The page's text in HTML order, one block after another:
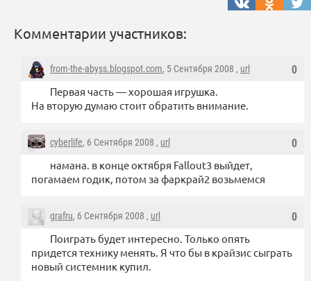
Комментарии участников:
0
from-the-abyss.blogspot.com, 5 Сентября 2008 , url
Первая часть — хорошая игрушка.
На вторую думаю стоит обратить внимание.
0
cyberlife, 6 Сентября 2008 , url
намана. в конце октября Fallout3 выйдет,
погамаем годик, потом за фаркрай2 возьмемся
0
grafru, 6 Сентября 2008 , url
Поиграть будет интересно. Только опять
придется технику менять. Я что бы в крайзис сыграть
новый системник купил.